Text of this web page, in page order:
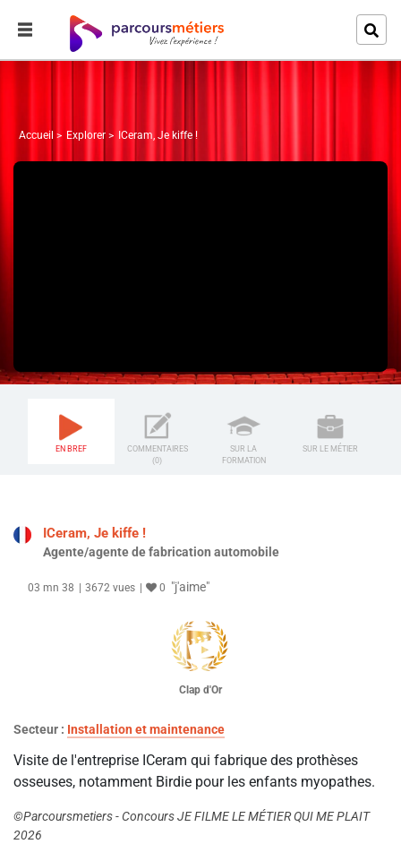
Accueil Explorer ICeram, Je kiffe !
EN BREF
COMMENTAIRES
(0)
SUR LA
FORMATION
SUR LE MÉTIER
ICeram, Je kiffe !
Agente/agente de fabrication automobile
03 mn 38 3672 vues 0 "j'aime"
Clap d'Or
Secteur : Installation et maintenance
Visite de l'entreprise ICeram qui fabrique des prothèses
osseuses, notamment Birdie pour les enfants myopathes.
©Parcoursmetiers - Concours JE FILME LE MÉTIER QUI ME PLAIT
2026